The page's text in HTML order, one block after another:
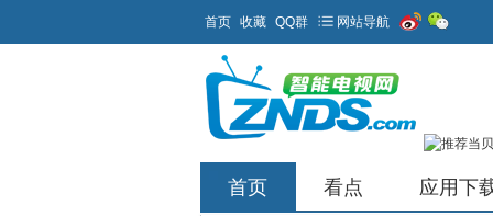
首页 收藏 QQ群 网站导航
首页 看点 应用下